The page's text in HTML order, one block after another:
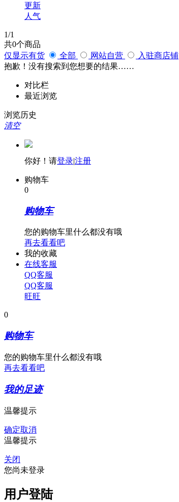
更新
人气
1/1
共0个商品
仅显示有货
全部 网站自营
入驻商店铺
抱歉！没有搜索到您想要的结果……
对比栏
最近浏览
浏览历史
清空
你好！请登录|注册
购物车
0
购物车
您的购物车里什么都没有哦
再去看看吧
我的收藏
在线客服
QQ客服
QQ客服
旺旺
0
购物车
您的购物车里什么都没有哦
再去看看吧
我的足迹
温馨提示
确定取消
温馨提示
关闭
您尚未登录
用户登陆